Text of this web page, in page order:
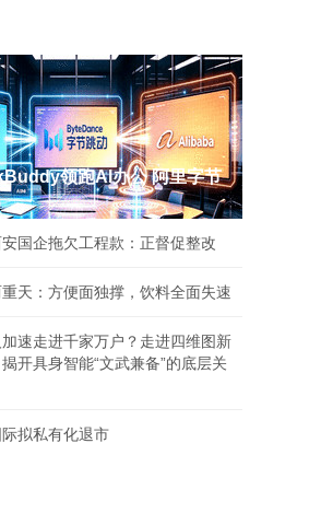
领跑AI办公 阿里字节
国企拖欠工程款：正督促整改
天：方便面独撑，饮料全面失速
加速走进千家万户？走进四维图新
开具身智能“文武兼备”的底层关
拟私有化退市